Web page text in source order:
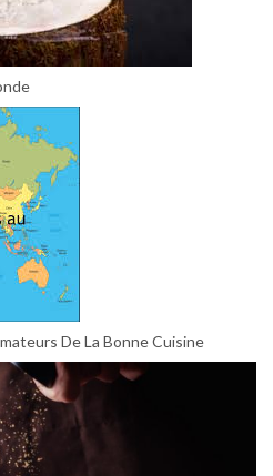
De La Bonne Cuisine